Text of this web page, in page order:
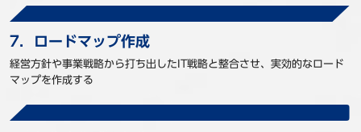
7．ロードマップ作成
経営方針や事業戦略から打ち出したIT戦略と整合させ、実効的なロード
マップを作成する